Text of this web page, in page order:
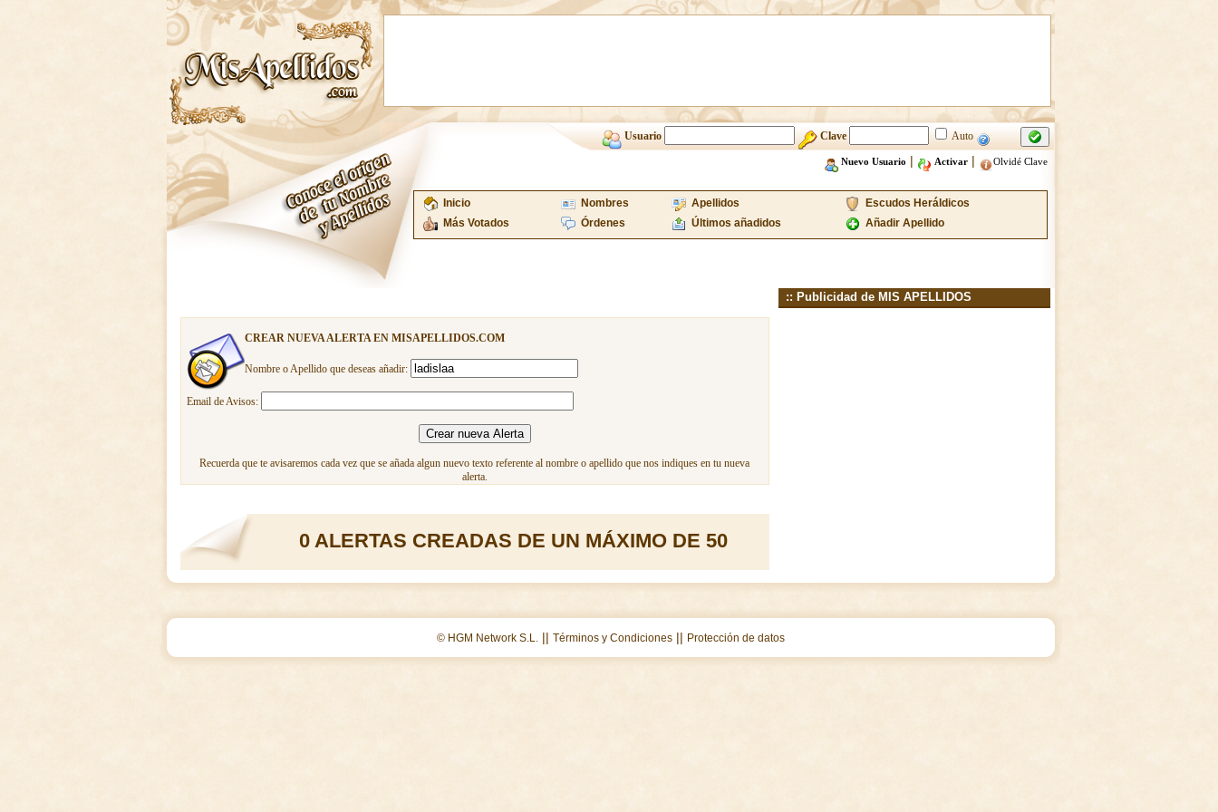
Usuario Clave Auto
Nuevo Usuario | Activar| Olvidé Clave
Inicio Nombres Apellidos
Escudos Heráldicos
Más Votados
Órdenes Últimos añadidos Añadir Apellido
CREAR NUEVA ALERTA EN MISAPELLIDOS.COM
Nombre o Apellido que deseas añadir:
Email de Avisos:
Recuerda que te avisaremos cada vez que se añada algun nuevo texto referente al nombre o apellido que nos indiques en tu nueva
alerta.
0 ALERTAS CREADAS DE UN MÁXIMO DE 50
:: Publicidad de MIS APELLIDOS
© HGM Network S.L. || Términos y Condiciones|| Protección de datos